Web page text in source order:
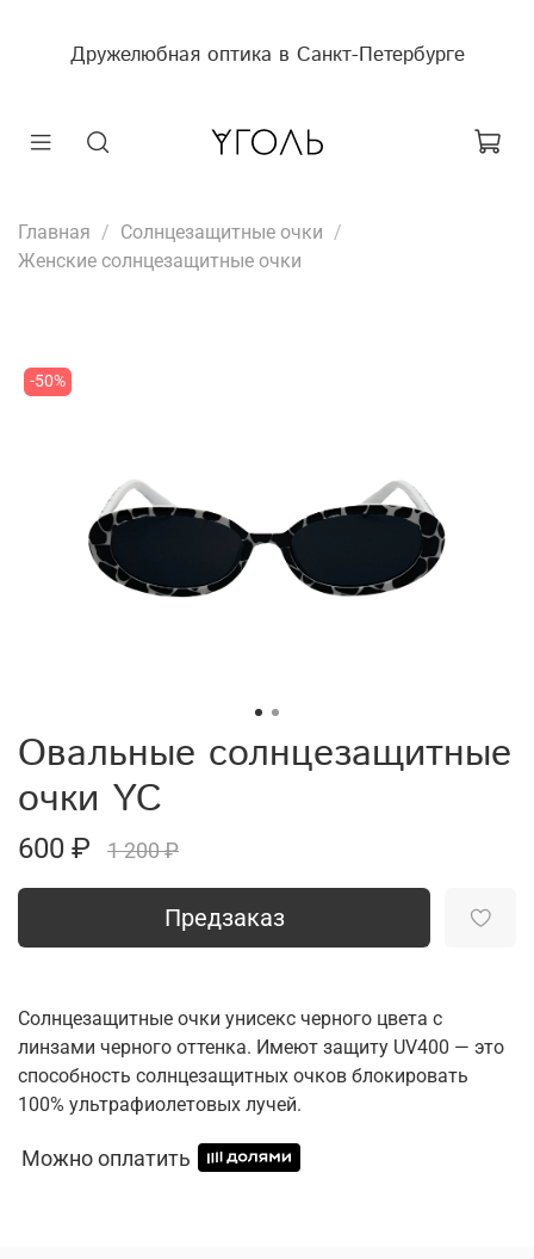
Дружелюбная оптика в Санкт-Петербурге
Главная
Солнцезащитные очки
Женские солнцезащитные очки
-50%
Овальные солнцезащитные
очки YC
600 ₽ 1 200 ₽
Предзаказ
Солнцезащитные очки унисекс черного цвета с
линзами черного оттенка. Имеют защиту UV400 — это
способность солнцезащитных очков блокировать
100% ультрафиолетовых лучей.
Можно оплатить